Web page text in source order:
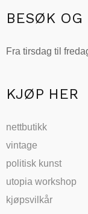
BESØK OG
Fra tirsdag til
KJØP HER
nettbutikk
vintage
politisk kunst
utopia workshop
kjøpsvilkår